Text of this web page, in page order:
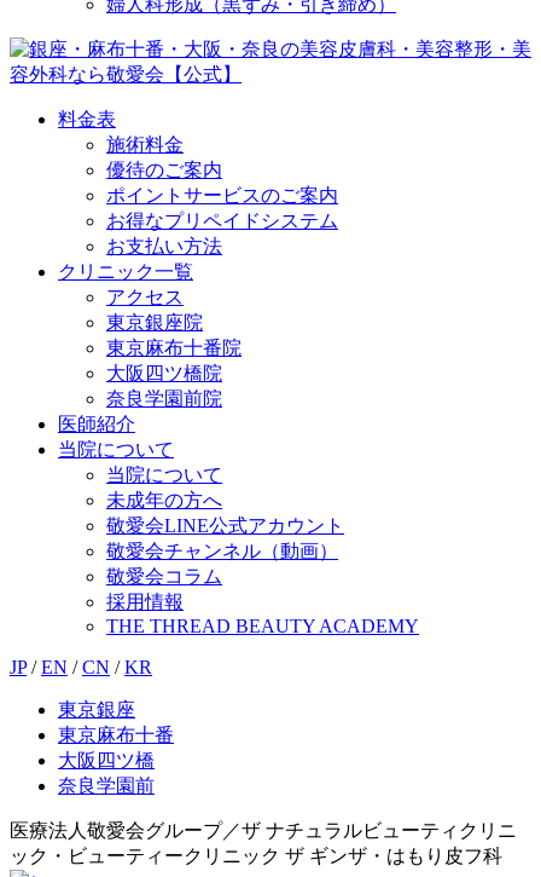
婦人科形成（黒ずみ・引き締め）
料金表
施術料金
優待のご案内
ポイントサービスのご案内
お得なプリペイドシステム
お支払い方法
クリニック一覧
アクセス
東京銀座院
東京麻布十番院
大阪四ツ橋院
奈良学園前院
医師紹介
当院について
当院について
未成年の方へ
敬愛会LINE公式アカウント
敬愛会チャンネル（動画）
敬愛会コラム
採用情報
THE THREAD BEAUTY ACADEMY
JP / EN / CN / KR
東京銀座
東京麻布十番
大阪四ツ橋
奈良学園前
医療法人敬愛会グループ／ザ ナチュラルビューティクリニ
ック・ビューティークリニック ザ ギンザ・はもり皮フ科